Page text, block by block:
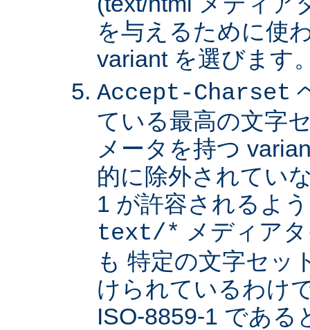
を与えるために使
variant を選びます
Accept-Charset
ている最高の文字
メータを持つ
的に除外されてい
1 が許容されるよ
text/* メディア
も 特定の文字セッ
けられているわけ
ISO-8859-1 である